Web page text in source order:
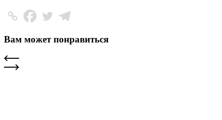
Вам может понравиться